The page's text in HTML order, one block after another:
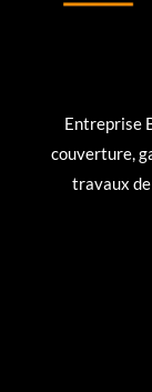
Entreprise
couverture,
travaux